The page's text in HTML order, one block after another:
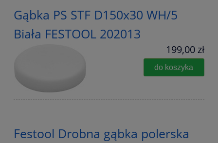
Gąbka PS STF D150x30 WH/5
Biała FESTOOL 202013
199,00 zł
do koszyka
Festool Drobna gąbka polerska